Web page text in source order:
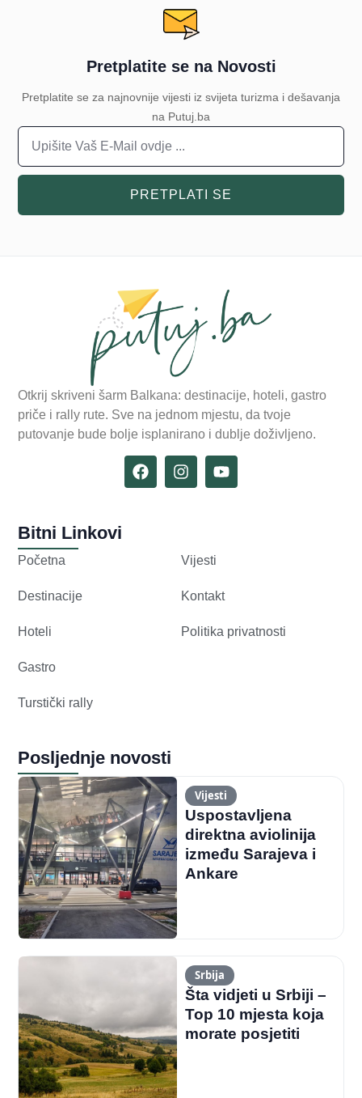
Pretplatite se na Novosti
Pretplatite se za najnovnije vijesti iz svijeta turizma i dešavanja
na Putuj.ba
PRETPLATI SE
Otkrij skriveni šarm Balkana: destinacije, hoteli, gastro
priče i rally rute. Sve na jednom mjestu, da tvoje
putovanje bude bolje isplanirano i dublje doživljeno.
Bitni Linkovi
Početna
Destinacije
Hoteli
Gastro
Turstički rally
Vijesti
Kontakt
Politika privatnosti
Posljednje novosti
Vijesti
Uspostavljena
direktna aviolinija
između Sarajeva i
Ankare
Srbija
Šta vidjeti u Srbiji –
Top 10 mjesta koja
morate posjetiti